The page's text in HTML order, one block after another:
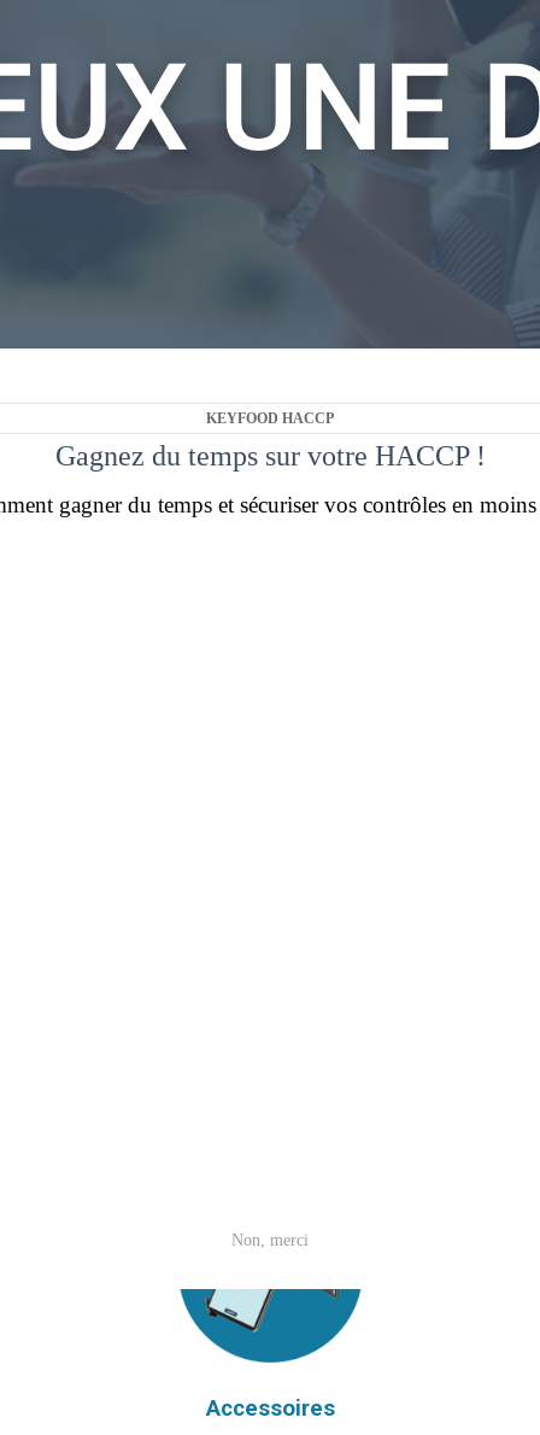
L'utilisation de ce matériel vous permet de simplifier la
réalisation de vos procédures HACCP et ainsi gagner en
temps et en sérénité.
Vous pouvez choisir d’ajouter des accessoires et des
objets connectées aux formules proposées par notre
Accessoires
KEYFOOD HACCP
Gagnez du temps sur votre HACCP !
gagner du temps et sécuriser vos contrôles en
Non, merci